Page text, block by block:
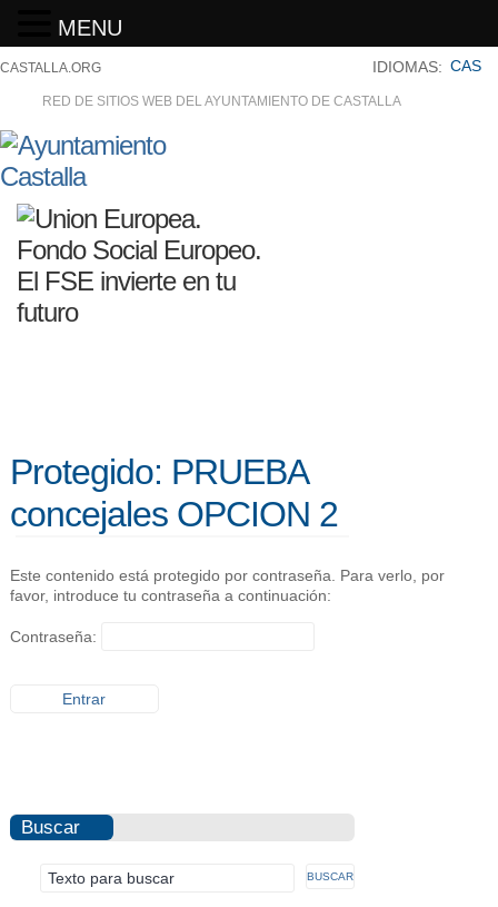
CASTALLA.ORG
RED DE SITIOS WEB DEL AYUNTAMIENTO DE CASTALLA
IDIOMAS: CAS
Protegido: PRUEBA
concejales OPCION 2
Este contenido está protegido por contraseña. Para verlo, por
favor, introduce tu contraseña a continuación:
Contraseña:
Buscar
MENU